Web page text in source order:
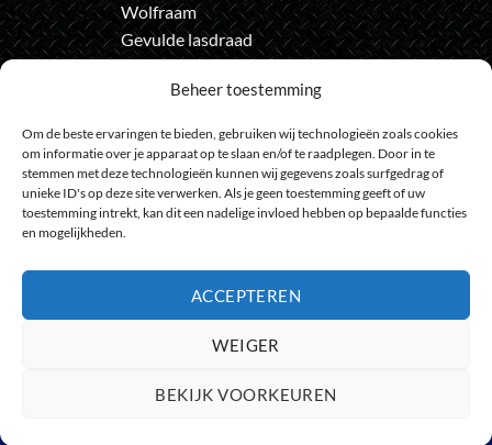
Beheer toestemming
Om de beste ervaringen te bieden, gebruiken wij technologieën zoals cookies
om informatie over je apparaat op te slaan en/of te raadplegen. Door in te
stemmen met deze technologieën kunnen wij gegevens zoals surfgedrag of
unieke ID's op deze site verwerken. Als je geen toestemming geeft of uw
toestemming intrekt, kan dit een nadelige invloed hebben op bepaalde functies
en mogelijkheden.
ACCEPTEREN
WEIGER
BEKIJK VOORKEUREN
Wolfraam
Gevulde lasdraad
Onze nieuwsbrief
Meld je aan voor de nieuwsbrief
en loop geen actie meer mis
BancontactGiroPay